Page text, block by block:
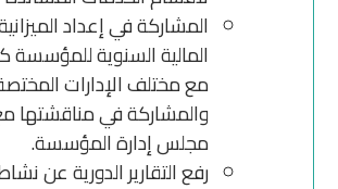
المشاركة في إعداد
المالية السنوية
مع مختلف الإدارات
والمشاركة في مناقشتها
مجلس إدارة المؤسسة.
رفع التقارير الدورية عن